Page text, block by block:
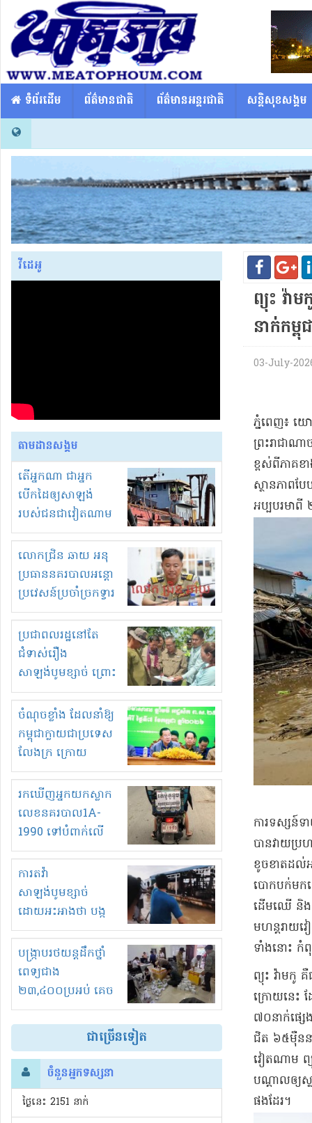
​​ ទំព័រដើម ព័ត៌មានជាតិ ព័ត៌មានអន្តរជាតិ សន្តិសុខសង្គម
វីដេអូ
តាមដានសង្គម
តើអ្នកណា ជាអ្នក
បើកដៃឲ្យសាឡង់
របស់ជនជាវៀតណាម
ចូល មកខុស
ច្បាប់លួចបូមខ្សាច់នៅ
ក្នុងប្រទេសកម្ពុជា
លោកជ្រិន ឆាយ អនុ
ប្រធាននគរបាលអន្តោ
ប្រវេសន៍ប្រចាំច្រកទ្វារ
ព្រំដែនភ្នំឌិន និងឈ្មួញ
មួយចំនួនទៀត
កំពង់តែគុបគិតគ្នា
ធ្វើសកម្មភាពរកស៊ីនិង
ស្តុកទំនិញគេចពន្ធ?
ប្រជាពលរដ្ឋនៅតែ
ជំទាស់រឿង
សាឡង់បូមខ្សាច់ ព្រោះ
ខ្លាចបាក់ច្រាំងទៀត!
ចំណុចខ្លាំង ដែលនាំឱ្យ
កម្ពុជាក្លាយជាប្រទេស
លែងក្រ ក្រោយ
ឆ្នាំ២០៣០
រកឃើញអ្នកយកស្លាក
លេខនគរបាល1A-
1990 ទៅបំពាក់លើ
ម៉ូតូរបស់ខ្លួន ដាកផ្លាក
រត់ឌុបហើយ
ការតវ៉ា
សាឡង់បូមខ្សាច់
ដោយអះអាងថា បង្ក
បាក់ច្រាំងទន្លេ និង
រំខានទាំងយប់ទាំងថ្ងៃ
បង្ក្រាបរថយន្តដឹកថ្នាំ
ពេទ្យជាង
២៣,៤០០ប្រអប់ គេច
ពន្ធនិងអត់ច្បាប់នាំ
ចូល!?
ជាច្រើនទៀត
ចំនួនអ្នកទស្សនា
ថ្ងៃនេះ​ 2151 នាក់
ព្យុះ វ៉ា​
នាក់​កម្ពុ​
03-July-
ភ្នំពេញ​៖ យ
ព្រះរាជាណ
ខ្ពស់​ពី​ភាគ​
ស្ថានភាព​ប
អប្បបរមា​
ការ​ទស្សន៍ទ
បាន​វាយប្រ
ខូចខាត​ដល់​
បោកបក់​មក
ដើមឈើ និង​
មហន្តរាយ​
ទាំងនោះ កំ
ព្យុះ វ៉ា​ម​កូ
ក្រោយ​នេះ
៧០​នាក់​ផ្សេ
ជិត ៦៥​ម៉ឺន​ន
វៀតណាម ព្
បណ្តាល​ឲ្យ​
ផងដែរ​។